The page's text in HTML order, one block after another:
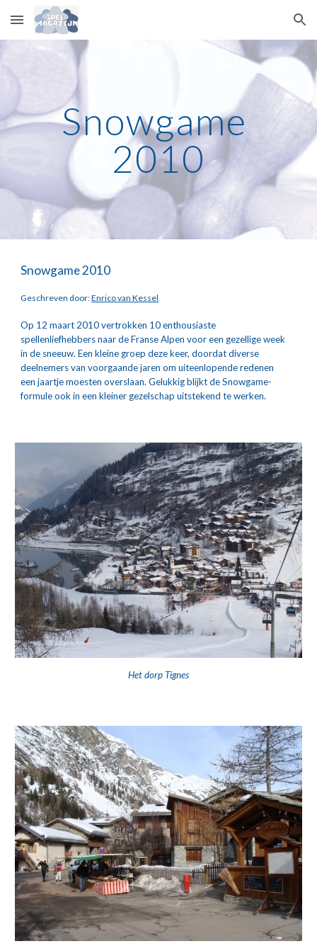
Skip to main content Skip to navigation
Snowgame
2010
Snowgame 2010
Geschreven door: Enrico van Kessel
Op 12 maart 2010 vertrokken 10 enthousiaste
spellenliefhebbers naar de Franse Alpen voor een gezellige week
in de sneeuw. Een kleine groep deze keer, doordat diverse
deelnemers van voorgaande jaren om uiteenlopende redenen
een jaartje moesten overslaan. Gelukkig blijkt de Snowgame-
formule ook in een kleiner gezelschap uitstekend te werken.
Het dorp Tignes